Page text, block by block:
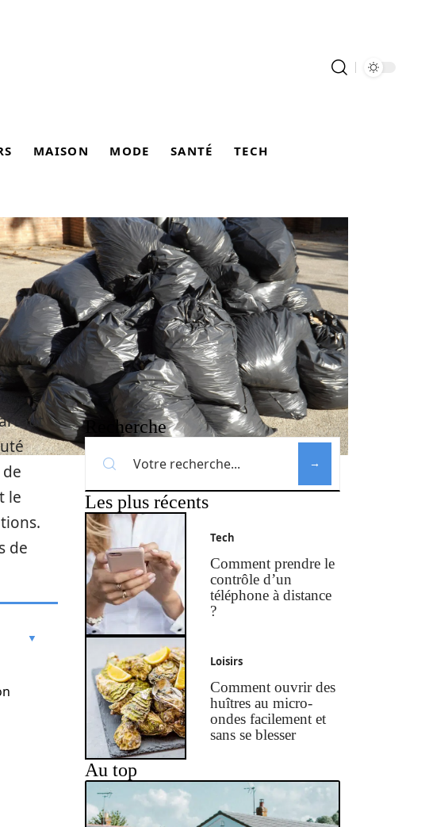
MAISON MODE SANTÉ TECH
le
de
Recherche
Les plus récents
Tech
Comment prendre le
contrôle d’un
téléphone à distance
?
Loisirs
Comment ouvrir des
huîtres au micro-
ondes facilement et
sans se blesser
Au top